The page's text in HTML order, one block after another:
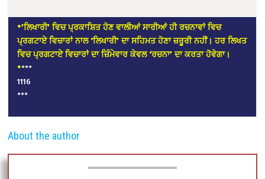
*’ਲਿਖਾਰੀ’ ਵਿਚ ਪ੍ਰਕਾਸ਼ਿਤ ਹੋਣ ਵਾਲੀਆਂ ਸਾਰੀਆਂ ਹੀ ਰਚਨਾਵਾਂ ਵਿਚ
ਪ੍ਰਗਟਾਏ ਵਿਚਾਰਾਂ ਨਾਲ ‘ਲਿਖਾਰੀ’ ਦਾ ਸਹਿਮਤ ਹੋਣਾ ਜ਼ਰੂਰੀ ਨਹੀਂ। ਹਰ ਲਿਖਤ
ਵਿਚ ਪ੍ਰਗਟਾਏ ਵਿਚਾਰਾਂ ਦਾ ਜ਼ਿੰਮੇਵਾਰ ਕੇਵਲ ‘ਰਚਨਾ’ ਦਾ ਕਰਤਾ ਹੋਵੇਗਾ।
****
1116
***
About the author